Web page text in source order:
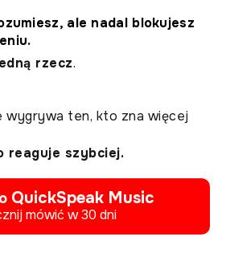
ale nadal blokujesz
rzecz.
wygrywa ten, kto zna więcej
reaguje szybciej.
QuickSpeak Music
mówić w 30 dni